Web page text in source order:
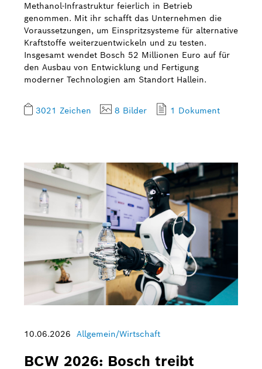
Kontakt
Methanol-Infrastruktur feierlich in Betrieb
genommen. Mit ihr schafft das Unternehmen die
Voraussetzungen, um Einspritzsysteme für alternative
Kraftstoffe weiterzuentwickeln und zu testen.
Insgesamt wendet Bosch 52 Millionen Euro auf für
den Ausbau von Entwicklung und Fertigung
moderner Technologien am Standort Hallein.
3021 Zeichen 8 Bilder 1 Dokument
10.06.2026 Allgemein/Wirtschaft
BCW 2026: Bosch treibt